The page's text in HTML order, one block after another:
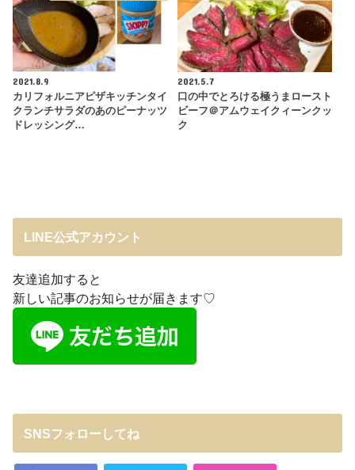
2021.8.9
カリフォルニアピザキッチンタイ
クランチサラダのあのピーナッツ
ドレッシング…
2021.5.7
口の中でとろける極うまロースト
ビーフ＠アムウェイクィーンクッ
ク
LINE公式アカウント
友達追加すると
新しい記事のお知らせが届きます♡
SNSフォローしてね